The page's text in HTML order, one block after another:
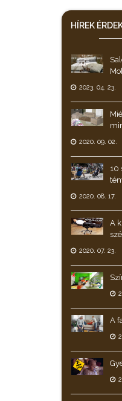
HÍREK
2023. 04. 23.
2020. 09. 02.
10
2020. 08. 17.
A
2020. 07. 23.
A